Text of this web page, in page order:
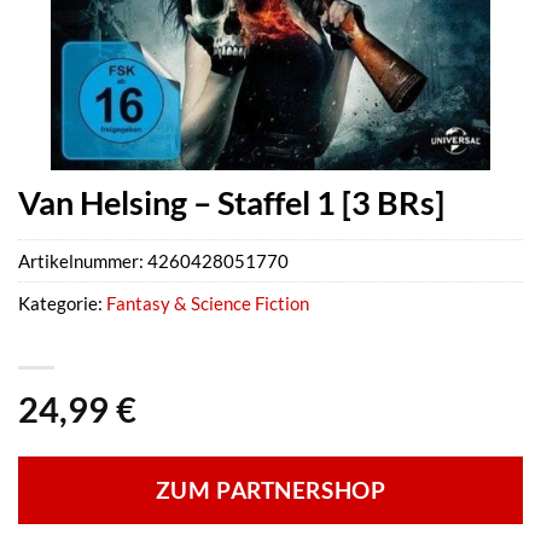
Van Helsing – Staffel 1 [3 BRs]
24,99 €
ZUM PARTNERSHOP
Artikelnummer: 4260428051770
Kategorie: Fantasy & Science Fiction